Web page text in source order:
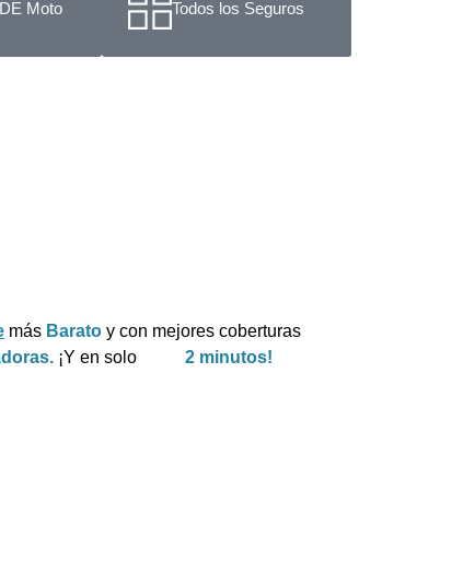
Moto Todos los Seguros
más Barato y con mejores coberturas
¡Y en solo 2 minutos!